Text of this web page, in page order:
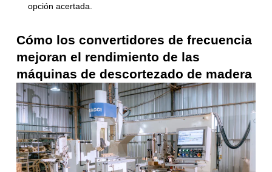
opción acertada.
Cómo los convertidores de frecuencia
mejoran el rendimiento de las
máquinas de descortezado de madera